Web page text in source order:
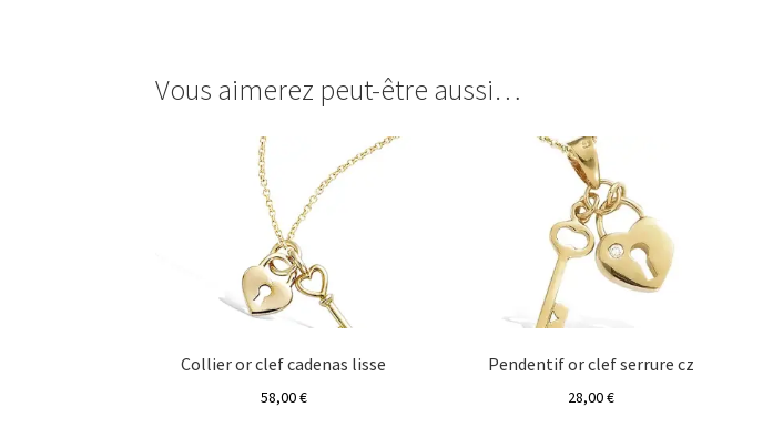
Vous aimerez peut-être aussi…
Collier or clef cadenas lisse
58,00€
Pendentif or clef serrure cz
28,00€